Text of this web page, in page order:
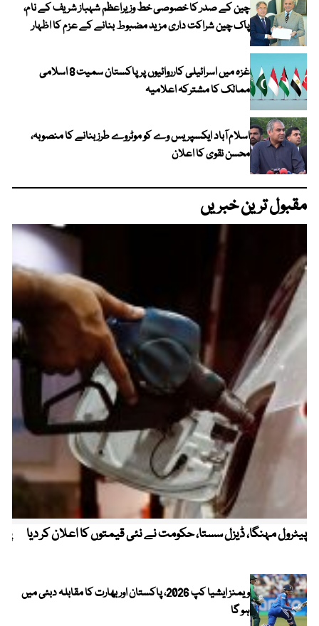
چین کے صدر کا خصوصی خط وزیراعظم شہباز شریف کے نام،
پاک چین شراکت داری مزید مضبوط بنانے کے عزم کا اظہار
غزہ میں اسرائیلی کارروائیوں پر پاکستان سمیت 8 اسلامی
ممالک کا مشترکہ اعلامیہ
اسلام آباد ایکسپریس وے کو موٹروے طرز بنانے کا منصوبہ،
محسن نقوی کا اعلان
مقبول ترین خبریں
پیٹرول مہنگا، ڈیزل سستا، حکومت نے نئی قیمتوں کا اعلان کر دیا
ویمنز ایشیا کپ 2026، پاکستان اور بھارت کا مقابلہ دبئی میں
ہو گا